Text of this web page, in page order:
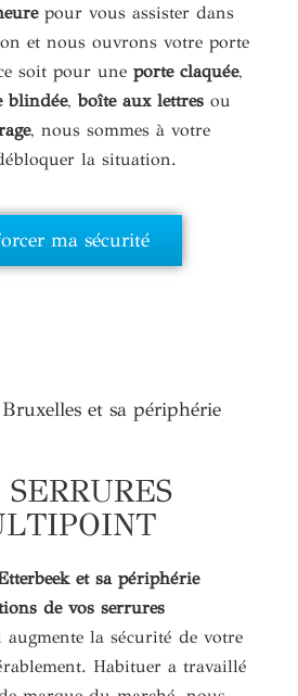
pour vous assister dans
et nous ouvrons votre porte
soit pour une porte claquée,
blindée,boîte aux lettres ou
, nous sommes à votre
la situation.
ma sécurité
SERRURES
et sa périphérie
de vos serrures
augmente la sécurité de votre
Habituer a travaillé